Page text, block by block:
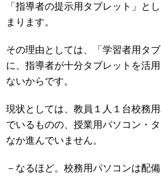
「指導者の提示用タブレット」と
まります。
その理由としては、「学習者用タ
に、指導者が十分タブレットを活
ないからです。
現状としては、教員１人１台校務
でいるものの、授業用パソコン・
なか進んでいません。
－なるほど。校務用パソコンは配